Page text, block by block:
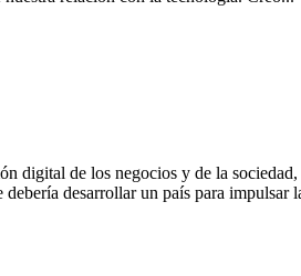
de los negocios y de la
desarrollar un país para impulsar